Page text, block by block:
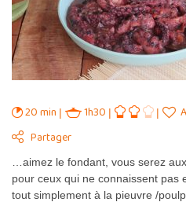
20 min 1h30
Partager
…aimez le fondant, vous serez aux
pour ceux qui ne connaissent pas
tout simplement à la pieuvre /